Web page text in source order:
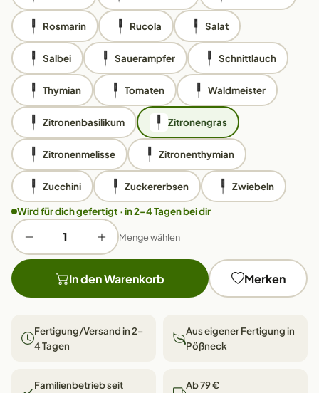
Rosmarin Rucola Salat
Salbei Sauerampfer Schnittlauch
Thymian Tomaten Waldmeister
Zitronenbasilikum Zitronengras
Zitronenmelisse Zitronenthymian
Zucchini Zuckererbsen Zwiebeln
Wird für dich gefertigt · in 2–4 Tagen bei dir
Menge wählen
In den Warenkorb Merken
Fertigung/Versand in 2–
4 Tagen
Aus eigener Fertigung in
Pößneck
Familienbetrieb seit
Ab 79 €